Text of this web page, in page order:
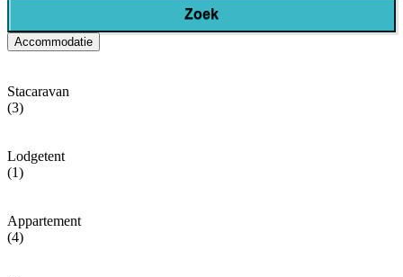
Zoek
Accommodatie
Stacaravan
(3)
Lodgetent
(1)
Appartement
(4)